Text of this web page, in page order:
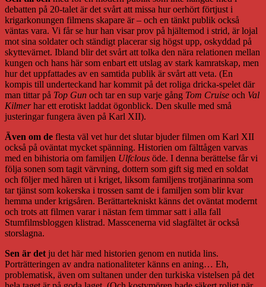
debatten på 20-talet är det svårt att missa hur oerhört förtjust i
krigarkonungen filmens skapare är – och en tänkt publik också
väntas vara. Vi får se hur han visar prov på hjältemod i strid, är lojal
mot sina soldater och ständigt placerar sig högst upp, oskyddad på
skyttevärnet. Ibland blir det svårt att tolka den nära relationen mellan
kungen och hans här som enbart ett utslag av stark kamratskap, men
hur det uppfattades av en samtida publik är svårt att veta. (En
kompis till underteckand har kommit på det roliga dricka-spelet där
man tittar på Top Gun och tar en sup varje gång Tom Cruise och Val
Kilmerhar ett erotiskt laddat ögonblick. Den skulle med små
justeringar fungera även på Karl XII).
Även om de flesta väl vet hur det slutar bjuder filmen om Karl XII
också på oväntat mycket spänning. Historien om fälttågen varvas
med en bihistoria om familjen Ulfclous öde. I denna berättelse får vi
följa sonen som tagit värvning, dottern som gift sig med en soldat
och följer med hären ut i kriget, liksom familjens trotjänarinna som
tar tjänst som kokerska i trossen samt de i familjen som blir kvar
hemma under krigsåren. Berättartekniskt känns det oväntat modernt
och trots att filmen varar i nästan fem timmar satt i alla fall
Stumfilmsbloggen klistrad. Masscenerna vid slagfältet är också
storslagna.
Sen är det ju det här med historien genom en nutida lins.
Porträtteringen av andra nationaliteter känns en aning… Eh,
problematisk, även om sultanen under den turkiska vistelsen på det